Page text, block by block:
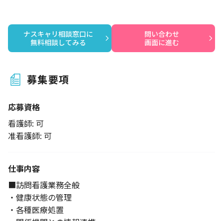
ナスキャリ相談窓口に
無料相談してみる
問い合わせ
画面に進む
募集要項
応募資格
看護師: 可
准看護師: 可
仕事内容
■訪問看護業務全般
・健康状態の管理
・各種医療処置